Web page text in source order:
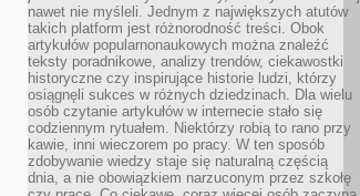
nawet nie myśleli. Jednym z największych atutów
takich platform jest różnorodność treści. Obok
artykułów popularnonaukowych można znaleźć
teksty poradnikowe, analizy trendów, ciekawostki
historyczne czy inspirujące historie ludzi, którzy
osiągnęli sukces w różnych dziedzinach. Dla wielu
osób czytanie artykułów w internecie stało się
codziennym rytuałem. Niektórzy robią to rano przy
kawie, inni wieczorem po pracy. W ten sposób
zdobywanie wiedzy staje się naturalną częścią
dnia, a nie obowiązkiem narzuconym przez szkołę